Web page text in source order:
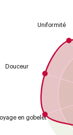
en gobelet
Douceur
Uniformité